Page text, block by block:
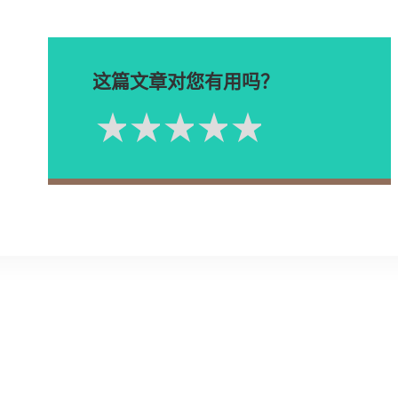
这篇文章对您有用吗？
Please rate 4星
3星
2星
1星